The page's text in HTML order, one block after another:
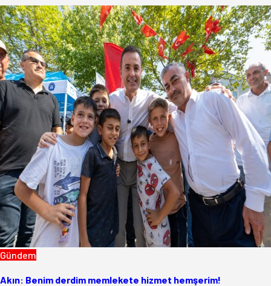
Gündem
Akın: Benim derdim memlekete hizmet hemşerim!